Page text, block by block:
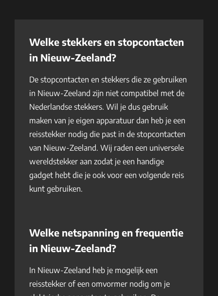
Welke stekkers en stopcontacten
in Nieuw-Zeeland?
De stopcontacten en stekkers die ze gebruiken
in Nieuw-Zeeland zijn niet compatibel met de
Nederlandse stekkers. Wil je dus gebruik
maken van je eigen apparatuur dan heb je een
reisstekker nodig die past in de stopcontacten
van Nieuw-Zeeland. Wij raden een universele
wereldstekker aan zodat je een handige
gadget hebt die je ook voor een volgende reis
kunt gebruiken.
Welke netspanning en frequentie
in Nieuw-Zeeland?
In Nieuw-Zeeland heb je mogelijk een
reisstekker of een omvormer nodig om je